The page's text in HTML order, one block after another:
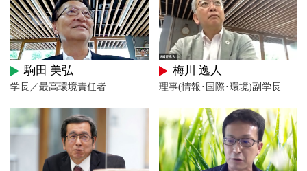
三重大学の概要
特集
環境ISO学生委員会の活動
駒田 美弘
学長／最高環境責任者
梅川 逸人
理事(情報･国際･環境)副学長